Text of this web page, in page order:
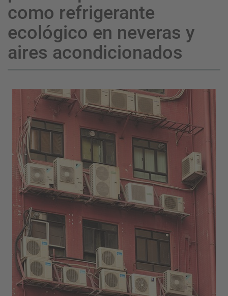
como refrigerante
ecológico en neveras y
aires acondicionados